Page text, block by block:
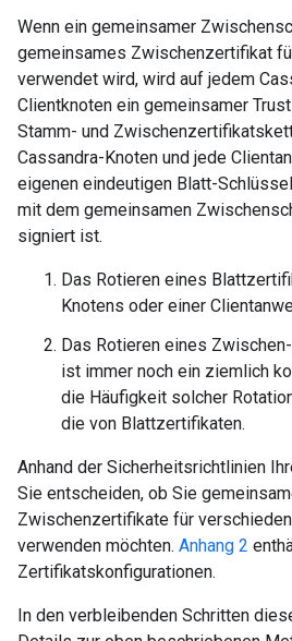
Wenn ein gemeinsamer
gemeinsames Zwischenzertifikat
verwendet wird, wird auf jedem
Clientknoten ein gemeinsamer
Stamm- und
Cassandra-Knoten und jede
eigenen eindeutigen Blatt-
mit dem gemeinsamen
signiert ist.
Das Rotieren eines
Knotens oder einer
Das Rotieren eines
ist immer noch ein ziemlich
die Häufigkeit solcher
die von Blattzertifikaten.
Anhand der Sicherheitsrichtlinien
Sie entscheiden, ob Sie
Zwischenzertifikate für
verwenden möchten. Anhang 2
Zertifikatskonfigurationen.
In den verbleibenden Schritten